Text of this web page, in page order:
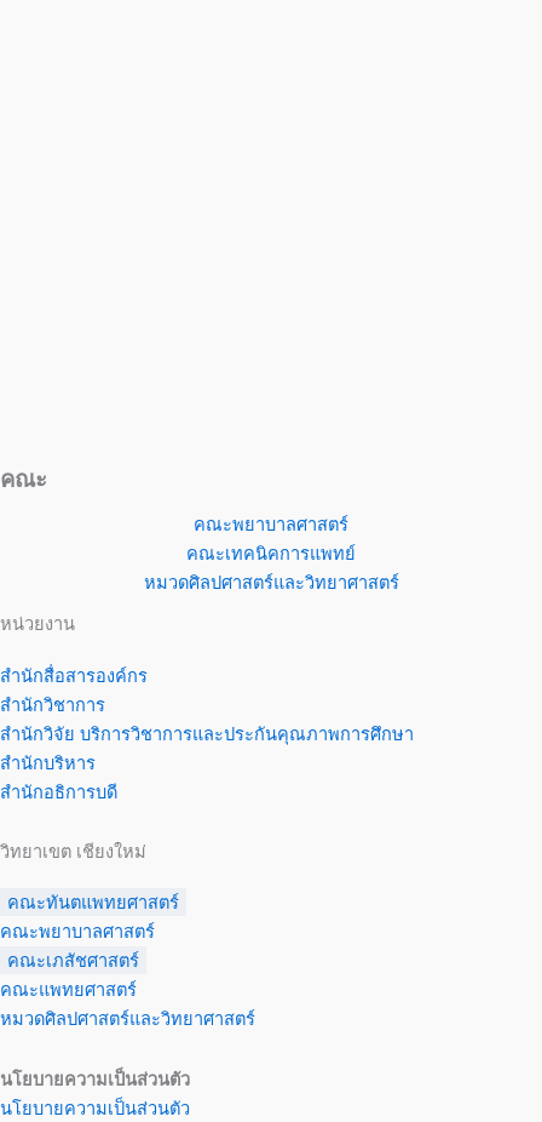
คณะ
คณะพยาบาลศาสตร์
คณะเทคนิคการแพทย์
หมวดศิลปศาสตร์และวิทยาศาสตร์
หน่วยงาน
สำนักสื่อสารองค์กร
สำนักวิชาการ
สำนักวิจัย บริการวิชาการและประกันคุณภาพการศึกษา
สำนักบริหาร
สำนักอธิการบดี
วิทยาเขต เชียงใหม่
คณะทันตแพทยศาสตร์
คณะพยาบาลศาสตร์
คณะเภสัชศาสตร์
คณะแพทยศาสตร์
หมวดศิลปศาสตร์และวิทยาศาสตร์
นโยบายความเป็นส่วนตัว
นโยบายความเป็นส่วนตัว